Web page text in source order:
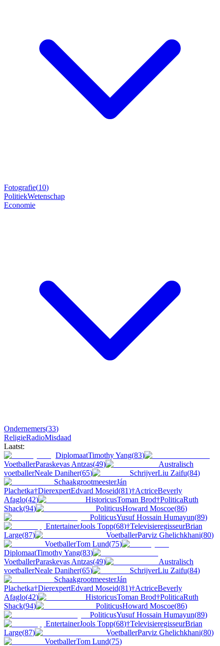
Fotografie(10)
PolitiekWetenschap
Economie
Ondernemers(33)
ReligieRadioMisdaad
Laatst:
DiplomaatTimothy Yang(83)
VoetballerParaskevas Antzas(49)
Australisch
voetballerNeale Daniher(65) SchrijverLiu Zaifu(84)
SchaakgrootmeesterJán
Plachetka†DierexpertEdvard Moseid(81)†ActriceBeverly
Afaglo(42) HistoricusToman Brod†PoliticaRuth
Shack(94) PoliticusHoward Moscoe(86)
PoliticusYusuf Hossain Humayun(89)
EntertainerJools Topp(68)†TelevisieregisseurBrian
Large(87) VoetballerParviz Ghelichkhani(80)
VoetballerTom Lund(75)
DiplomaatTimothy Yang(83)
VoetballerParaskevas Antzas(49)
Australisch
voetballerNeale Daniher(65) SchrijverLiu Zaifu(84)
SchaakgrootmeesterJán
Plachetka†DierexpertEdvard Moseid(81)†ActriceBeverly
Afaglo(42) HistoricusToman Brod†PoliticaRuth
Shack(94) PoliticusHoward Moscoe(86)
PoliticusYusuf Hossain Humayun(89)
EntertainerJools Topp(68)†TelevisieregisseurBrian
Large(87) VoetballerParviz Ghelichkhani(80)
VoetballerTom Lund(75)